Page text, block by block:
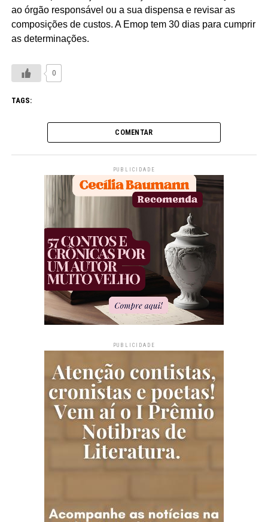
ao órgão responsável ou a sua dispensa e revisar as
composições de custos. A Emop tem 30 dias para cumprir
as determinações.
0
TAGS:
COMENTAR
PUBLICIDADE
PUBLICIDADE